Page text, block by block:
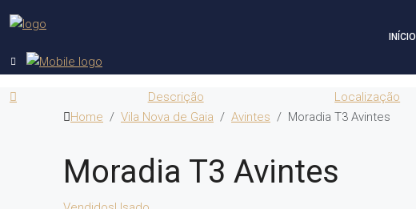
INÍCIO
Descrição Localização
Home
Vila Nova de Gaia Avintes Moradia T3 Avintes
Moradia T3 Avintes